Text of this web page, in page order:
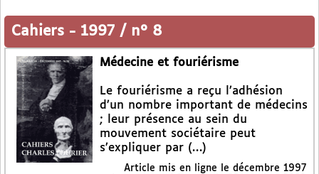
Cahiers - 1997 / n° 8
Médecine et fouriérisme
Le fouriérisme a reçu l’adhésion
d’un nombre important de médecins
; leur présence au sein du
mouvement sociétaire peut
s’expliquer par (…)
Article mis en ligne le décembre 1997